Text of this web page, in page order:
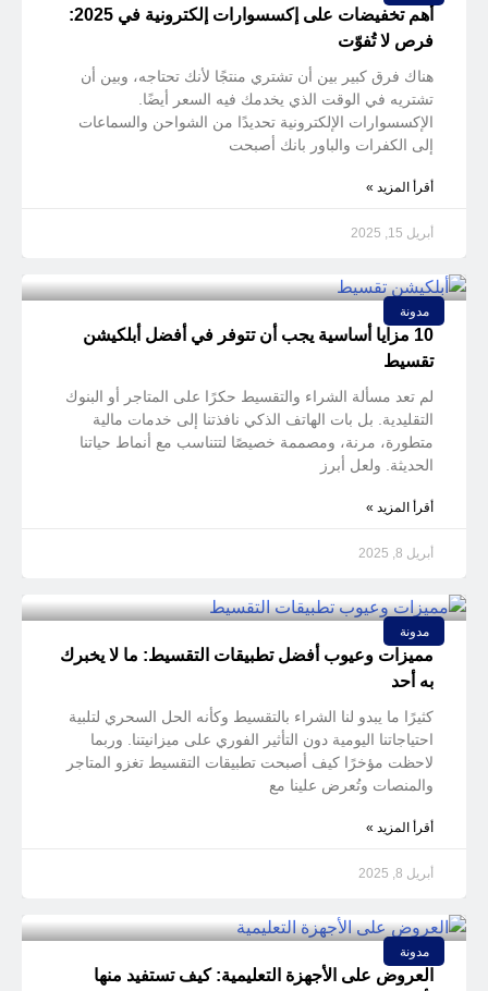
أهم تخفيضات على إكسسوارات إلكترونية في 2025:
فرص لا تُفوّت
هناك فرق كبير بين أن تشتري منتجًا لأنك تحتاجه، وبين أن
تشتريه في الوقت الذي يخدمك فيه السعر أيضًا.
الإكسسوارات الإلكترونية تحديدًا من الشواحن والسماعات
إلى الكفرات والباور بانك أصبحت
أقرأ المزيد »
أبريل 15, 2025
مدونة
10 مزايا أساسية يجب أن تتوفر في أفضل أبلكيشن
تقسيط
لم تعد مسألة الشراء والتقسيط حكرًا على المتاجر أو البنوك
التقليدية. بل بات الهاتف الذكي نافذتنا إلى خدمات مالية
متطورة، مرنة، ومصممة خصيصًا لتتناسب مع أنماط حياتنا
الحديثة. ولعل أبرز
أقرأ المزيد »
أبريل 8, 2025
مدونة
مميزات وعيوب أفضل تطبيقات التقسيط: ما لا يخبرك
به أحد
كثيرًا ما يبدو لنا الشراء بالتقسيط وكأنه الحل السحري لتلبية
احتياجاتنا اليومية دون التأثير الفوري على ميزانيتنا. وربما
لاحظت مؤخرًا كيف أصبحت تطبيقات التقسيط تغزو المتاجر
والمنصات وتُعرض علينا مع
أقرأ المزيد »
أبريل 8, 2025
مدونة
العروض على الأجهزة التعليمية: كيف تستفيد منها